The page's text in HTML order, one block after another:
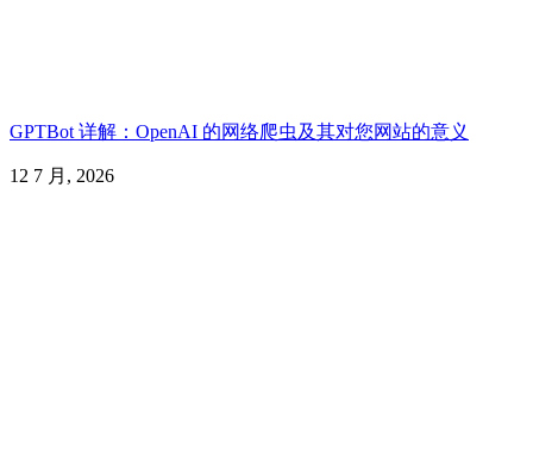
GPTBot 详解：OpenAI 的网络爬虫及其对您网站的意义
12 7 月, 2026